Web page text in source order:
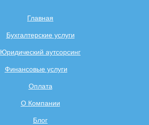
Главная
Бухгалтерские услуги
Юридический аутсорсинг
Финансовые услуги
Оплата
О Компании
Блог